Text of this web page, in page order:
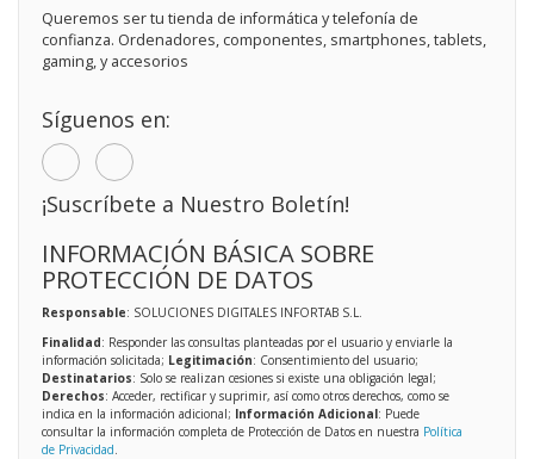
Queremos ser tu tienda de informática y telefonía de
confianza. Ordenadores, componentes, smartphones, tablets,
gaming, y accesorios
Síguenos en:
¡Suscríbete a Nuestro Boletín!
INFORMACIÓN BÁSICA SOBRE
PROTECCIÓN DE DATOS
Responsable: SOLUCIONES DIGITALES INFORTAB S.L.
Finalidad: Responder las consultas planteadas por el usuario y enviarle la
información solicitada; Legitimación: Consentimiento del usuario;
Destinatarios: Solo se realizan cesiones si existe una obligación legal;
Derechos: Acceder, rectificar y suprimir, así como otros derechos, como se
indica en la información adicional; Información Adicional: Puede
consultar la información completa de Protección de Datos en nuestra Política
de Privacidad